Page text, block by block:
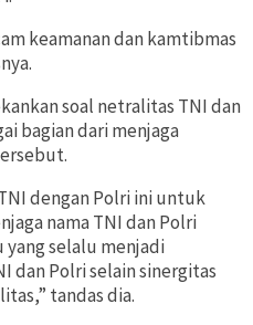
keamanan dan kamtibmas
soal netralitas TNI dan
bagian dari menjaga
dengan Polri ini untuk
nama TNI dan Polri
yang selalu menjadi
dan Polri selain sinergitas
tandas dia.